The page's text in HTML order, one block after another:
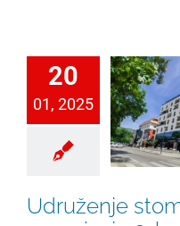
20
01, 2025
Udruženje